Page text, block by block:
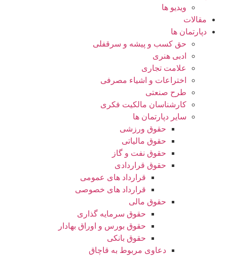
ویدیو ها
مقالات
دپارتمان ها
حق کسب و پیشه و سرقفلی
ادبی هنری
علامت تجاری
اختراعات و اشیاء مصرفی
طرح صنعتی
کارشناسان مالکیت فکری
سایر دپارتمان ها
حقوق ورزشی
حقوق مالیاتی
حقوق نفت و گاز
حقوق قراردادی
قرارداد های عمومی
قرارداد های خصوصی
حقوق مالی
حقوق سرمایه گذاری
حقوق بورس و اوراق بهادار
حقوق بانکی
دعاوی مربوط به قاچاق